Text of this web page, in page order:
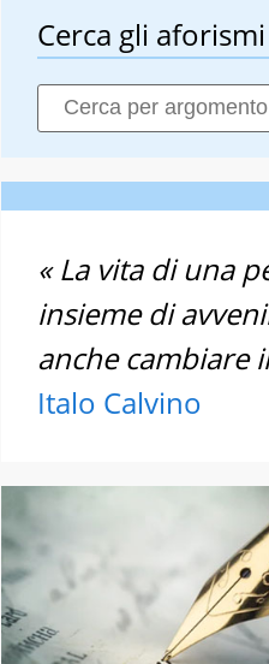
Cerca gli
« La vita di una
insieme di
anche cambiare
Italo Calvino